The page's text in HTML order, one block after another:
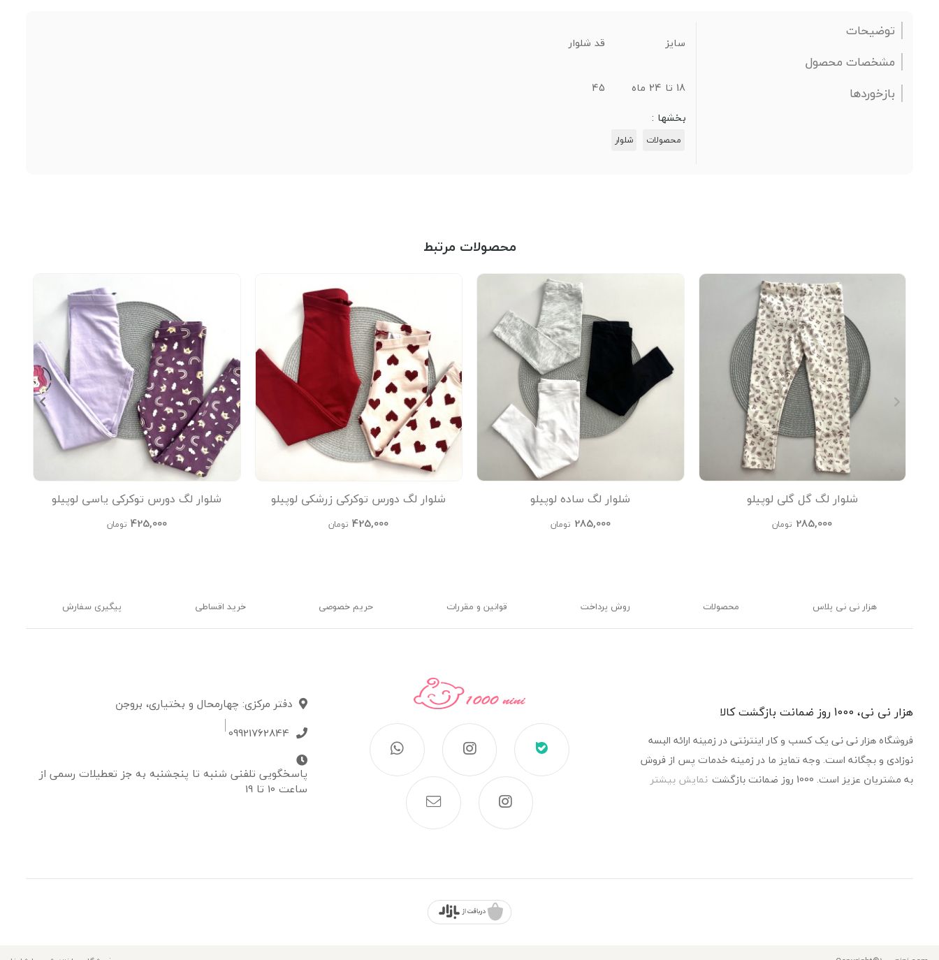
توضیحات
مشخصات محصول
بازخوردها
سایز قد شلوار
18 تا 24 ماه
45
بخشها :
محصولات شلوار
محصولات مرتبط
شلوار لگ گل گلی لوپیلو
285,000 تومان
شلوار لگ ساده لوپیلو
285,000 تومان
شلوار لگ دورس توکرکی زرشکی لوپیلو
425,000 تومان
شلوار لگ دورس توکرکی یاسی لوپیلو
425,000 تومان
هزار نی نی پلاس محصولات روش پرداخت قوانین و مقررات حریم خصوصی خرید اقساطی پیگیری سفارش
هزار نی نی، 1000 روز ضمانت بازگشت کالا
فروشگاه هزار نی نی یک کسب و کار اینترنتی در زمینه ارائه البسه
نوزادی و بچگانه است. وجه تمایز ما در زمینه خدمات پس از فروش
به مشتریان عزیز است. 1000 روز ضمانت بازگشت
نمایش بیشتر
دفتر مرکزی: چهارمحال و بختیاری، بروجن
09921762844
پاسخگویی تلفنی شنبه تا پنجشنبه به جز تعطیلات رسمی از
ساعت 10 تا 19